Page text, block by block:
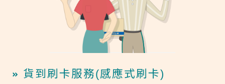
貨到刷卡服務(感應式刷卡)